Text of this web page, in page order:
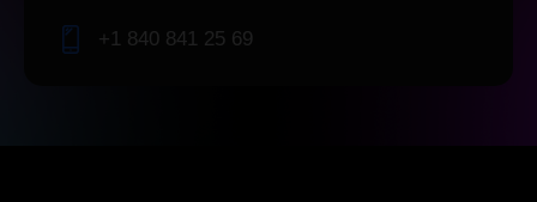
+1 840 841 25 69